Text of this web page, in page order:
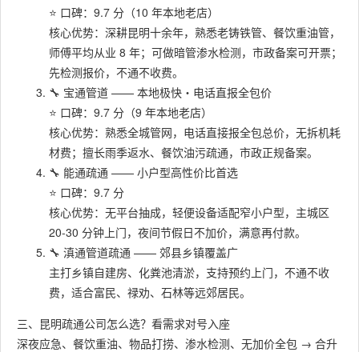
⭐ 口碑：9.7 分（10 年本地老店）
核心优势：深耕昆明十余年，熟悉老铸铁管、餐饮重油管，
师傅平均从业 8 年；可做暗管渗水检测，市政备案可开票；
先检测报价，不通不收费。
🔧 宝通管道 —— 本地极快・电话直报全包价
⭐ 口碑：9.7 分（9 年本地老店）
核心优势：熟悉全城管网，电话直接报全包总价，无拆机耗
材费；擅长雨季返水、餐饮油污疏通，市政正规备案。
🔧 能通疏通 —— 小户型高性价比首选
⭐ 口碑：9.7 分
核心优势：无平台抽成，轻便设备适配窄小户型，主城区
20-30 分钟上门，夜间节假日不加价，满意再付款。
🔧 滇通管道疏通 —— 郊县乡镇覆盖广
主打乡镇自建房、化粪池清淤，支持预约上门，不通不收
费，适合富民、禄劝、石林等远郊居民。
三、昆明疏通公司怎么选？看需求对号入座
深夜应急、餐饮重油、物品打捞、渗水检测、无加价全包 → 合升